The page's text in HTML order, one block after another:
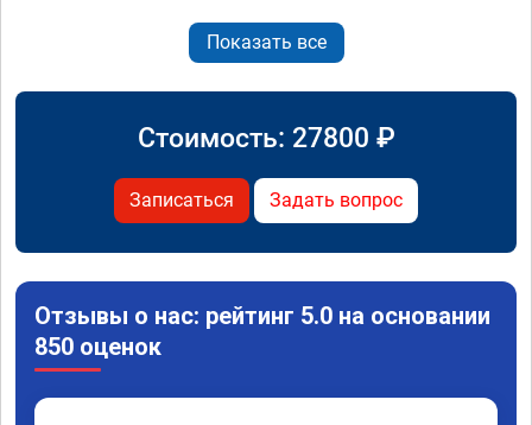
Показать все
Стоимость: 27800 ₽
Записаться Задать вопрос
Отзывы о нас: рейтинг 5.0 на основании
850 оценок